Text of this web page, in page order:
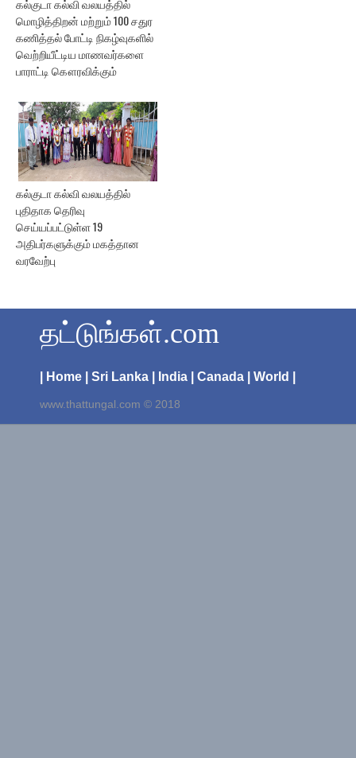
கல்குடா கல்வி வலயத்தில்
மொழித்திறன் மற்றும் 100 சதுர
கணித்தல் போட்டி நிகழ்வுகளில்
வெற்றியீட்டிய மாணவர்களை
பாராட்டி கௌரவிக்கும்
கல்குடா கல்வி வலயத்தில்
புதிதாக தெரிவு
செய்யப்பட்டுள்ள 19
அதிபர்களுக்கும் மகத்தான
வரவேற்பு
தட்டுங்கள்.com
| Home | Sri Lanka | India | Canada | World |
www.thattungal.com © 2018